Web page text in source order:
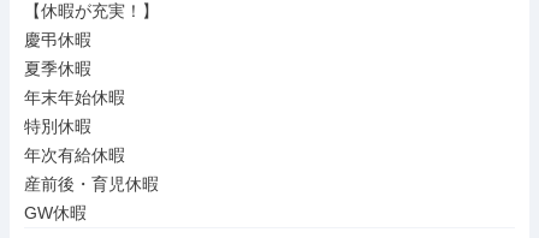
【休暇が充実！】
慶弔休暇
夏季休暇
年末年始休暇
特別休暇
年次有給休暇
産前後・育児休暇
GW休暇